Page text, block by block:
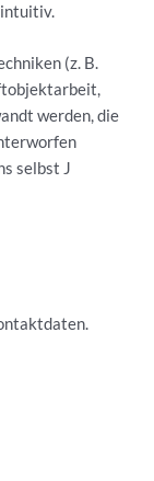
intuitiv.
(z. B.
werden, die
selbst J